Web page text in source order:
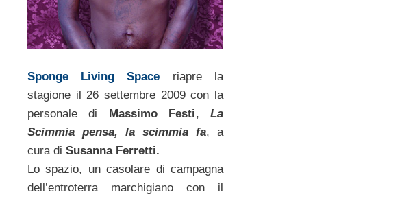
Sponge Living Space
riapre la
stagione il 26 settembre 2009 con la
personale di Massimo Festi, La
Scimmia pensa, la scimmia fa, a
cura di Susanna Ferretti.
Lo spazio, un casolare di campagna
dell’entroterra marchigiano con il